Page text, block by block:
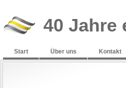
40 Jahre
Start Über uns Kontakt